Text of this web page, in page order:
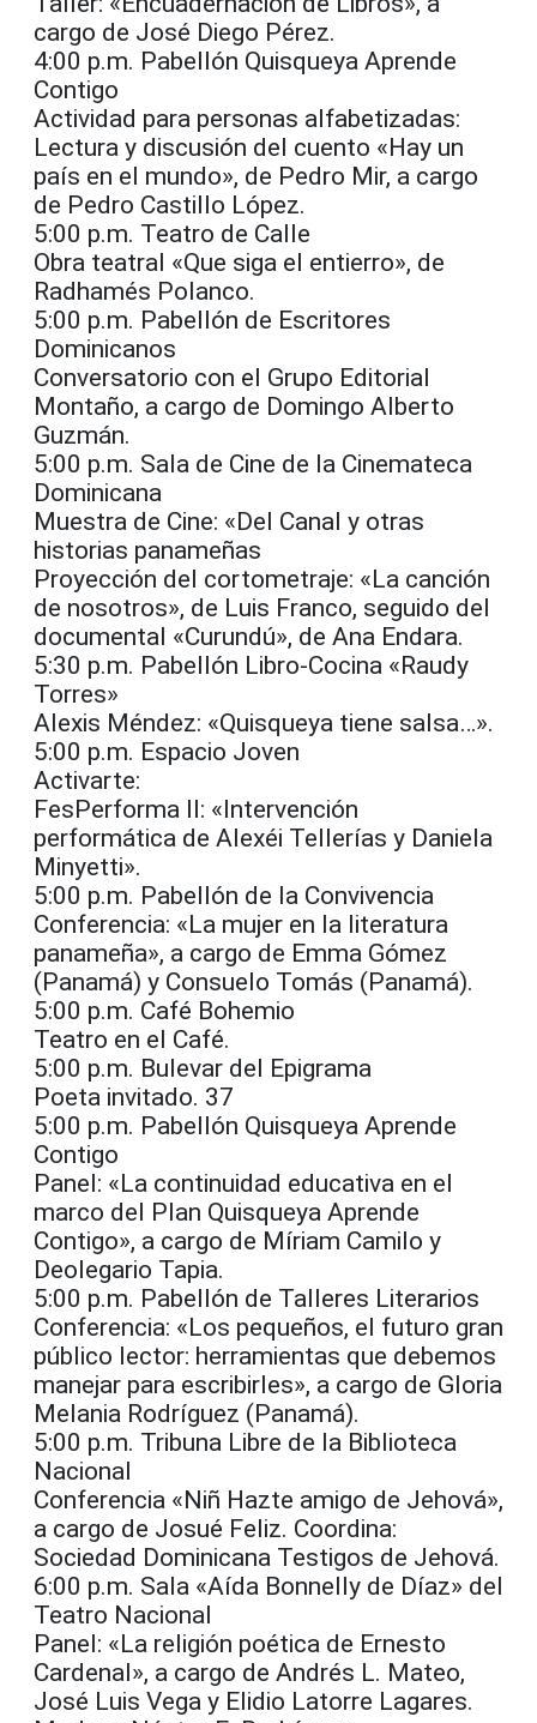
cargo de José Diego Pérez.
4:00 p.m. Pabellón Quisqueya Aprende
Contigo
Actividad para personas alfabetizadas:
Lectura y discusión del cuento «Hay un
país en el mundo», de Pedro Mir, a cargo
de Pedro Castillo López.
5:00 p.m. Teatro de Calle
Obra teatral «Que siga el entierro», de
Radhamés Polanco.
5:00 p.m. Pabellón de Escritores
Dominicanos
Conversatorio con el Grupo Editorial
Montaño, a cargo de Domingo Alberto
Guzmán.
5:00 p.m. Sala de Cine de la Cinemateca
Dominicana
Muestra de Cine: «Del Canal y otras
historias panameñas
Proyección del cortometraje: «La canción
de nosotros», de Luis Franco, seguido del
documental «Curundú», de Ana Endara.
5:30 p.m. Pabellón Libro-Cocina «Raudy
Torres»
Alexis Méndez: «Quisqueya tiene salsa…».
5:00 p.m. Espacio Joven
Activarte:
FesPerforma II: «Intervención
performática de Alexéi Tellerías y Daniela
Minyetti».
5:00 p.m. Pabellón de la Convivencia
Conferencia: «La mujer en la literatura
panameña», a cargo de Emma Gómez
(Panamá) y Consuelo Tomás (Panamá).
5:00 p.m. Café Bohemio
Teatro en el Café.
5:00 p.m. Bulevar del Epigrama
Poeta invitado. 37
5:00 p.m. Pabellón Quisqueya Aprende
Contigo
Panel: «La continuidad educativa en el
marco del Plan Quisqueya Aprende
Contigo», a cargo de Míriam Camilo y
Deolegario Tapia.
5:00 p.m. Pabellón de Talleres Literarios
Conferencia: «Los pequeños, el futuro gran
público lector: herramientas que debemos
manejar para escribirles», a cargo de Gloria
Melania Rodríguez (Panamá).
5:00 p.m. Tribuna Libre de la Biblioteca
Nacional
Conferencia «Niñ Hazte amigo de Jehová»,
a cargo de Josué Feliz. Coordina:
Sociedad Dominicana Testigos de Jehová.
6:00 p.m. Sala «Aída Bonnelly de Díaz» del
Teatro Nacional
Panel: «La religión poética de Ernesto
Cardenal», a cargo de Andrés L. Mateo,
José Luis Vega y Elidio Latorre Lagares.